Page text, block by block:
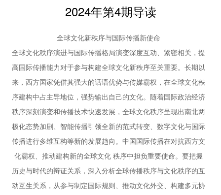
63 | 新形势下中国智库国际传播的经验借鉴与路径
【圆桌论坛】
68 | 双重认同：铸牢中华民族共同体意识与提升国
际传播能力相互赋能 王一赛 张毓强
新媒体
73 | 元宇宙文化传播体系初探——以虚拟身份认同
和数字版权生态建构为例 何佳雨 范红
国际视野
77 | 韩剧在拉美的流行传播与启示 朱振明
2024年第4期导读
全球文化新秩序与国际传播新使命
全球文化秩序演进与国际传播格局演变深度互动、紧密相关，提
高国际传播能力对于参与构建全球文化新秩序至关重要。长期以
来，西方国家凭借其强大的话语优势与传媒霸权，在全球文化秩
序建构中占主导地位，强势输出自己的文化。随着国际政治经济
秩序深刻演变和传播技术快速发展，全球文化秩序呈现出南北两
极化态势加剧、智能传播引领全新的范式转变、数字文化与国际
传播进行多维互构等新的发展趋向。中国国际传播在对抗西方文
化霸权、推动建构新的全球文化 秩序中担负重要使命。要把握
历史与时代的辩证关系，深入分析全球传播秩序与文化秩序的互
动互生关系，从参与制定国际规则、推动文化外交、构建多元协